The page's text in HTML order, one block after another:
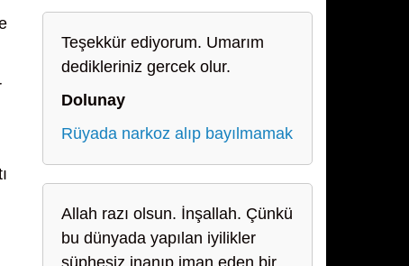
Teşekkür ediyorum. Umarım
dedikleriniz gercek olur.
Dolunay
Rüyada narkoz alıp bayılmamak
Allah razı olsun. İnşallah. Çünkü
bu dünyada yapılan iyilikler
şüphesiz inanıp iman eden bir